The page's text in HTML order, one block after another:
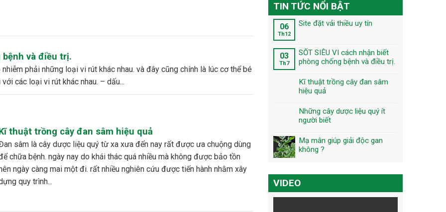
bệnh và điều trị.
các loại vi rút khác nhau. – dấu...
thuật trồng cây đan sâm hiệu quả
nay rất được ưa chuộng dùng
chữa bệnh. ngày nay do khái thác quá nhiều mà không được bảo tồn
ngày càng mai một đi. rất nhiều nghiên cứu được tiến hành nhằm xây
quy trình...
TIN TỨC NỔI BẬT
06
Th12
Site đặt vải thiều uy tín
03
Th7
SỐT SIÊU VI cách nhận biết
phòng chống bệnh và điều trị.
Kĩ thuật trồng cây đan sâm
hiệu quả
Những cây dược liệu quý ít
người biết
Mạ mân giúp giải độc gan
không ?
VIDEO